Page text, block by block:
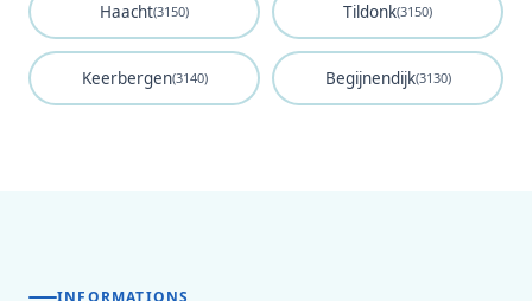
Haacht(3150) Tildonk(3150)
Keerbergen(3140) Begijnendijk(3130)